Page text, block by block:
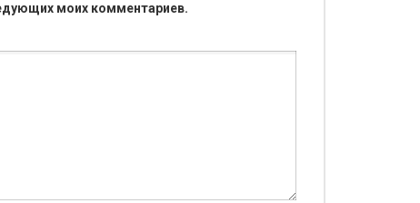
моих комментариев.